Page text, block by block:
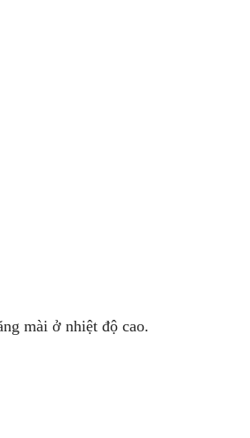
mài ở nhiệt độ cao.